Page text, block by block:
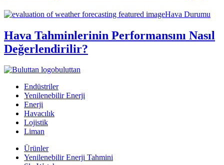
Hava Durumu
Hava Tahminlerinin Performansını Nasıl
Değerlendirilir?
buluttan
Endüstriler
Yenilenebilir Enerji
Enerji
Havacılık
Lojistik
Liman
Ürünler
Yenilenebilir Enerji Tahmini